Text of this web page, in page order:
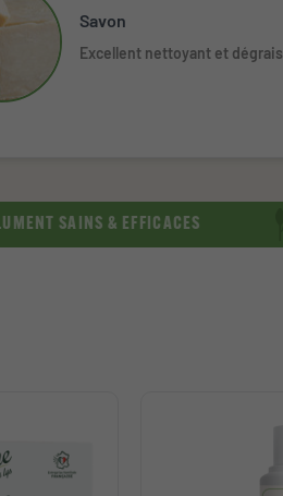
Savon
Excellent nettoyant et
& EFFICACES